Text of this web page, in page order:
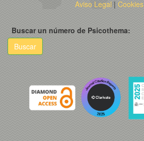
Aviso Legal| Cookies
Buscar un número de Psicothema:
Buscar